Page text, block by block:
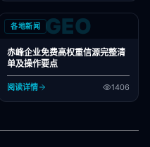
各地新闻 GEO
赤峰企业免费高权重信源完整清
单及操作要点
阅读详情 1406